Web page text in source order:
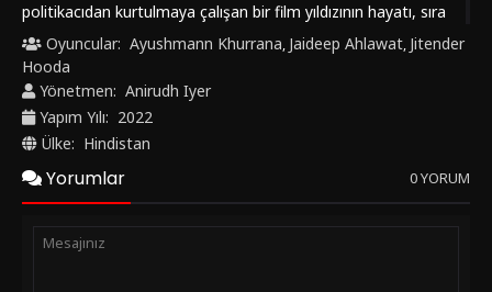
politikacıdan kurtulmaya çalışan bir film yıldızının hayatı, sıra
dışı bir aksiyon filmine dönüşür. https://hintfilmizle.vip/ keyifli
seyirler diler.
Oyuncular: Ayushmann Khurrana, Jaideep Ahlawat, Jitender
Hooda
Yönetmen: Anirudh Iyer
Yapım Yılı: 2022
Ülke: Hindistan
Yorumlar 0 YORUM